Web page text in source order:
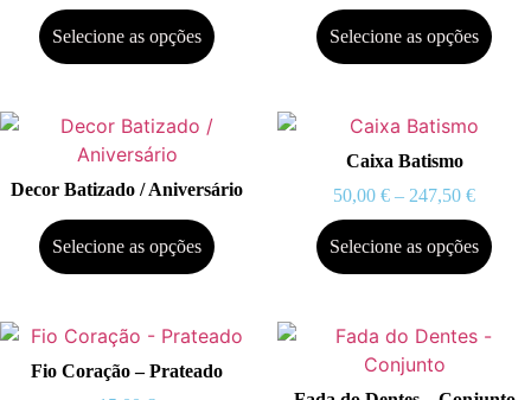
Selecione as opções Selecione as opções
Decor Batizado / Aniversário
Selecione as opções
Caixa Batismo
50,00 € – 247,50 €
Selecione as opções
Fio Coração – Prateado